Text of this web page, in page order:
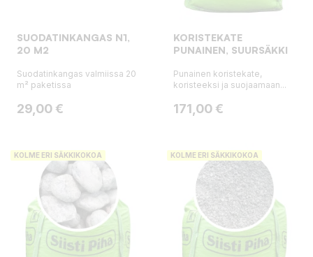
SUODATINKANGAS N1,
20 M2
Suodatinkangas valmiissa 20
m² paketissa
Hinta
29,00 €
KORISTEKATE
PUNAINEN, SUURSÄKKI
Punainen koristekate,
koristeeksi ja suojaamaan...
Hinta
171,00 €
KOLME ERI SÄKKIKOKOA KOLME ERI SÄKKIKOKOA